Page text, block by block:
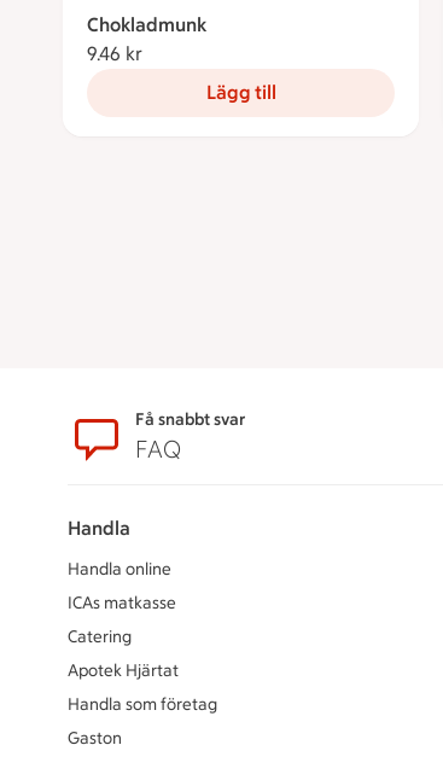
Chokladmunk
9.46 kr
Lägg till
SidfotFå snabbt svar
FAQ
Handla
Handla online
ICAs matkasse
Catering
Apotek Hjärtat
Handla som företag
Gaston